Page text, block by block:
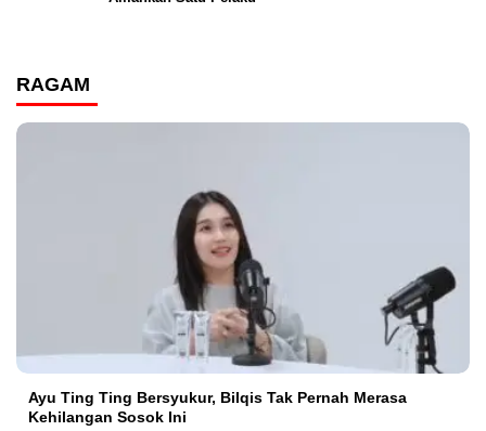
RAGAM
Ayu Ting Ting Bersyukur, Bilqis Tak Pernah Merasa
Kehilangan Sosok Ini